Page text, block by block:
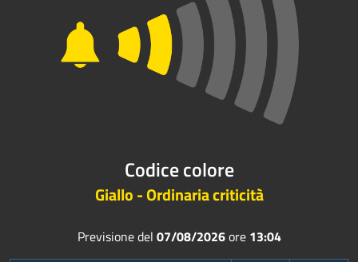
Codice colore
Giallo - Ordinaria criticità
Previsione del 07/08/2026ore 13:04